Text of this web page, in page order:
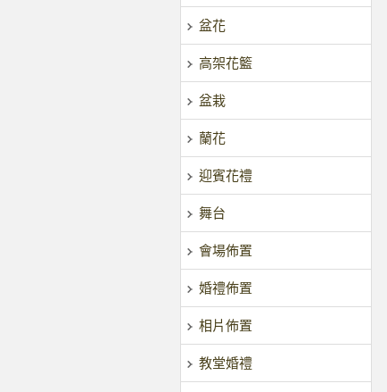
盆花
高架花籃
盆栽
蘭花
迎賓花禮
舞台
會場佈置
婚禮佈置
相片佈置
教堂婚禮